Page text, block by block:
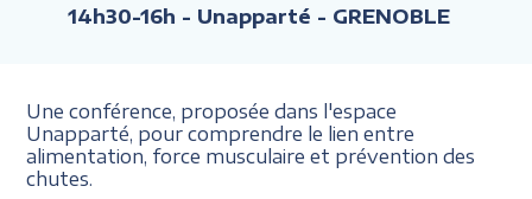
14h30-16h - Unapparté - GRENOBLE
Une conférence, proposée dans l'espace
Unapparté, pour comprendre le lien entre
alimentation, force musculaire et prévention des
chutes.